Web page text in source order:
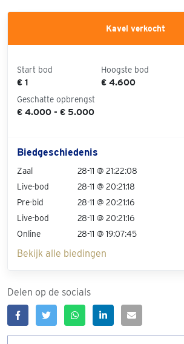
Kavel verkocht
Start bod
€ 1
Hoogste bod
€ 4.600
Geschatte opbrengst
€ 4.000 - € 5.000
Biedgeschiedenis
Zaal 28-11 @ 21:22:08
Live-bod
28-11 @ 20:21:18
Pre-bid
28-11 @ 20:21:16
Live-bod
28-11 @ 20:21:16
Online
28-11 @ 19:07:45
Bekijk alle biedingen
Delen op de socials